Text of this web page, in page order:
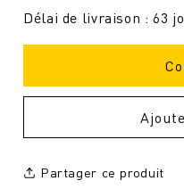
Délai de livraison : 63
Partager ce produit